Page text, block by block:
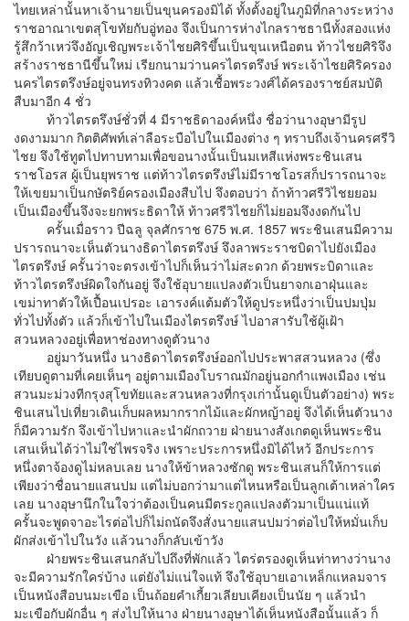
ไทยเหล่านั้นหาเจ้านายเป็นขุนครองมิได้ ทั้งตั้งอยู่ในภูมิที่กลางระหว่าง
ราชอาณาเขตสุโขทัยกับอู่ทอง จึงเป็นการห่างไกลราชธานีทั้งสองแห่ง
รู้สึกว้าเหว่จึงอัญเชิญพระเจ้าไชยศิริขึ้นเป็นขุนเหนือตน ท้าวไชยศิริจึง
สร้างราชธานีขึ้นใหม่ เรียกนามว่านครไตรตรึงษ์ พระเจ้าไชยศิริครอง
นครไตรตรึงษ์อยู่จนทรงทิวงคต แล้วเชื้อพระวงศ์ได้ครองราชย์สมบัติ
สืบมาอีก 4 ชั่ว
ท้าวไตรตรึงษ์ชั่วที่ 4 มีราชธิดาองค์หนึ่ง ชื่อว่านางอุษามีรูป
งดงามมาก กิตติศัพท์เล่าลือระบือไปในเมืองต่าง ๆ ทราบถึงเจ้านครศรีวิ
ไชย จึงใช้ทูตไปทาบทามเพื่อขอนางนั้นเป็นมเหสีแห่งพระชินเสน
ราชโอรส ผู้เป็นยุพราช แต่ท้าวไตรตรึงษ์ไม่มีราชโอรสก็ปรารถนาจะ
ให้เขยมาเป็นกษัตริย์ครองเมืองสืบไป จึงตอบว่า ถ้าท้าวศรีวิไชยยอม
เป็นเมืองขึ้นจึงจะยกพระธิดาให้ ท้าวศรีวิไชยก็ไม่ยอมจึงงดกันไป
ครั้นเมื่อราว ปีฉลู จุลศักราช 675 พ.ศ. 1857 พระชินเสนมีความ
ปรารถนาจะเห็นตัวนางธิดาไตรตรึงษ์ จึงลาพระราชบิดาไปยังเมือง
ไตรตรึงษ์ ครั้นว่าจะตรงเข้าไปก็เห็นว่าไม่สะดวก ด้วยพระบิดาและ
ท้าวไตรตรึงษ์ผิดใจกันอยู่ จึงใช้อุบายแปลงตัวเป็นยาจกเอาฝุ่นและ
เขม่าทาตัวให้เปื้อนเปรอะ เอารงค์แต้มตัวให้ดูประหนึ่งว่าเป็นปมปุ่ม
ทั่วไปทั้งตัว แล้วก็เข้าไปในเมืองไตรตรึงษ์ ไปอาสารับใช้ผู้เฝ้า
สวนหลวงอยู่เพื่อหาช่องทางดูตัวนาง
อยู่มาวันหนึ่ง นางธิดาไตรตรึงษ์ออกไปประพาสสวนหลวง (ซึ่ง
เทียบดูตามที่เคยเห็นๆ อยู่ตามเมืองโบราณมักอยู่นอกกำแพงเมือง เช่น
สวนมะม่วงทีกรุงสุโขทัยและสวนหลวงที่กรุงเก่านั้นดูเป็นตัวอย่าง) พระ
ชินเสนไปเที่ยวเดินเก็บผลหมากรากไม้และผักหญ้าอยู่ จึงได้เห็นตัวนาง
ก็มีความรัก จึงเข้าไปหาและนำผักถวาย ฝ่ายนางสังเกตดูเห็นพระชิน
เสนเห็นได้ว่าไม่ใช่ไพรจริง เพราะประการหนึ่งมิได้ไหว้ อีกประการ
หนึ่งตาจ้องดูไม่หลบเลย นางให้ข้าหลวงซักดู พระชินเสนก็ให้การแต่
เพียงว่าชื่อนายแสนปม แต่ไม่บอกว่ามาแต่ไหนหรือเป็นลูกเต้าเหล่าใคร
เลย นางอุษานึกในใจว่าต้องเป็นคนมีตระกูลแปลงตัวมาเป็นแน่แท้
ครั้นจะพูดจาอะไรต่อไปก็ไม่ถนัดจึงสั่งนายแสนปมว่าต่อไปให้หมั่นเก็บ
ผักส่งเข้าไปในวัง แล้วนางก็กลับเข้าวัง
ฝ่ายพระชินเสนกลับไปถึงที่พักแล้ว ไตร่ตรองดูเห็นท่าทางว่านาง
จะมีความรักใคร่บ้าง แต่ยังไม่แน่ใจแท้ จึงใช้อุบายเอาเหล็กแหลมจาร
เป็นหนังสือบนมะเขือ เป็นถ้อยคำเกี้ยวเลียบเคียงเป็นนัย ๆ แล้วนำ
มะเขือกับผักอื่น ๆ ส่งไปให้นาง ฝ่ายนางอุษาได้เห็นหนังสือนั้นแล้ว ก็